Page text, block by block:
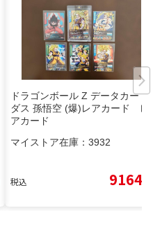
ドラゴンボール Z データカード
ダス 孫悟空 (爆)レアカード レ
アカード
マイストア在庫： 3932
税込 9164